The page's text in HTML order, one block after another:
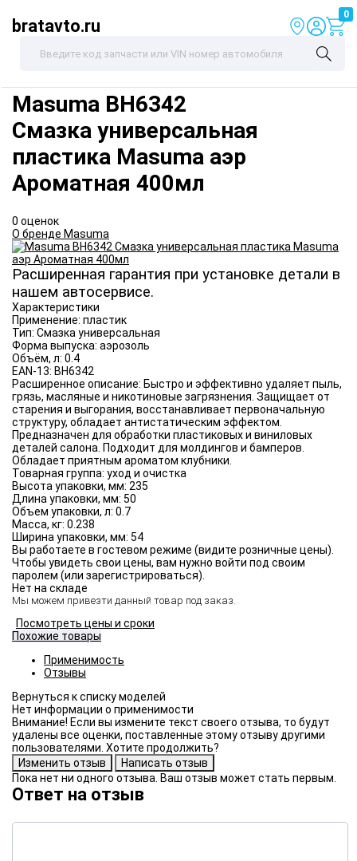
bratavto.ru
0
Masuma BH6342
Смазка универсальная
пластика Masuma аэр
Ароматная 400мл
0 оценок
О бренде Masuma
Расширенная гарантия при установке детали в
нашем автосервисе.
Характеристики
Применение: пластик
Тип: Смазка универсальная
Форма выпуска: аэрозоль
Объём, л: 0.4
EAN-13: BH6342
Расширенное описание: Быстро и эффективно удаляет пыль,
грязь, масляные и никотиновые загрязнения. Защищает от
старения и выгорания, восстанавливает первоначальную
структуру, обладает антистатическим эффектом.
Предназначен для обработки пластиковых и виниловых
деталей салона. Подходит для молдингов и бамперов.
Обладает приятным ароматом клубники.
Товарная группа: уход и очистка
Высота упаковки, мм: 235
Длина упаковки, мм: 50
Объем упаковки, л: 0.7
Масса, кг: 0.238
Ширина упаковки, мм: 54
Вы работаете в гостевом режиме (видите розничные цены).
Чтобы увидеть свои цены, вам нужно войти под своим
паролем (или зарегистрироваться).
Нет на складе
Мы можем привезти данный товар под заказ.
Посмотреть цены и сроки
Похожие товары
Применимость
Отзывы
Нет информации о применимости
Внимание! Если вы измените текст своего отзыва, то будут
удалены все оценки, поставленные этому отзыву другими
пользователями. Хотите продолжить?
Пока нет ни одного отзыва. Ваш отзыв может стать первым.
Ответ на отзыв